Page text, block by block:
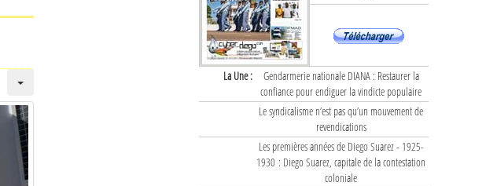
La Une :
Gendarmerie nationale DIANA : Restaurer la
confiance pour endiguer la vindicte populaire
Le syndicalisme n’est pas qu’un mouvement de
revendications
Les premières années de Diego Suarez - 1925-
1930 : Diego Suarez, capitale de la contestation
coloniale